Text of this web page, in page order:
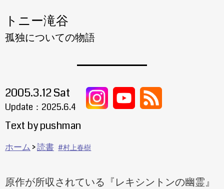
トニー滝谷
孤独についての物語
原作が所収されている『レキシントンの幽霊』
2005.3.12 Sat
Update： 2025.6.4
Text by pushman
ホーム 読書 村上春樹